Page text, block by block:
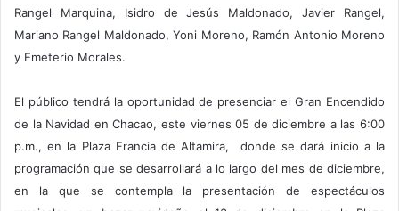
Rangel Marquina, Isidro de Jesús Maldonado, Javier Rangel,
Mariano Rangel Maldonado, Yoni Moreno, Ramón Antonio Moreno
y Emeterio Morales.
El público tendrá la oportunidad de presenciar el Gran Encendido
de la Navidad en Chacao, este viernes 05 de diciembre a las 6:00
p.m., en la Plaza Francia de Altamira, donde se dará inicio a la
programación que se desarrollará a lo largo del mes de diciembre,
en la que se contempla la presentación de espectáculos